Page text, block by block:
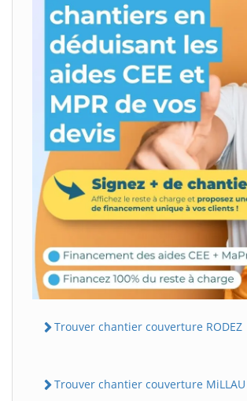
Trouver chantier couverture RODEZ
Trouver chantier couverture MiLLAU